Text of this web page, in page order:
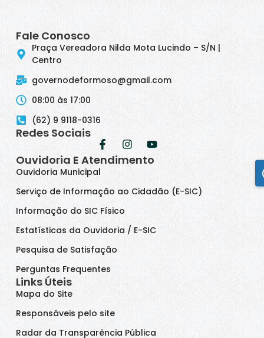
Fale Conosco
Praça Vereadora Nilda Mota Lucindo – S/N |
Centro
governodeformoso@gmail.com
08:00 às 17:00
(62) 9 9118-0316
Redes Sociais
Ouvidoria E Atendimento
Ouvidoria Municipal
Serviço de Informação ao Cidadão (E-SIC)
Informação do SIC Físico
Estatísticas da Ouvidoria / E-SIC
Pesquisa de Satisfação
Perguntas Frequentes
Links Úteis
Mapa do Site
Responsáveis pelo site
Radar da Transparência Pública